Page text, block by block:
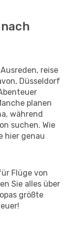
reise
Düsseldorf
planen
während
suchen. Wie
hier genau
Flüge von
Sie alles über
größte